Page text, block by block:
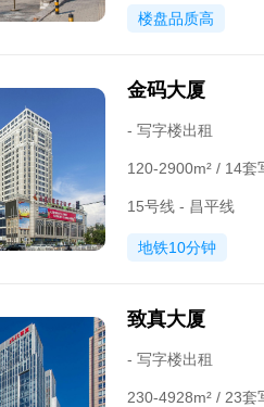
楼盘品质高
金码大厦
- 写字楼出租
120-2900m² / 14套
15号线 - 昌平线
地铁10分钟
致真大厦
- 写字楼出租
230-4928m² / 23套